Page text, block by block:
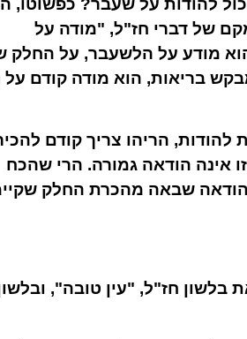
להודות על שעבר? כפשוטו,
של דברי חז"ל, "מודה על
הוא מודע על הלשעבר, על החלק
בריאות, הוא מודה קודם על
הריהו צריך קודם
אינה הודאה גמורה. הרי שהכח
הודאה שבאה מהכרת החלק
חז"ל, "עין טובה",